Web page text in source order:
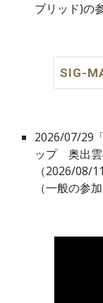
ブリッド)の
SIG-
2026/07/29
ップ 奥出雲
（2026/08/
（一般の参